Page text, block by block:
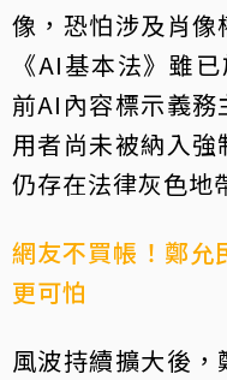
像，恐怕涉及肖
《AI基本法》雖
前AI內容標示義
用者尚未被納入
仍存在法律灰色地
網友不買帳！鄭允
更可怕
風波持續擴大後，